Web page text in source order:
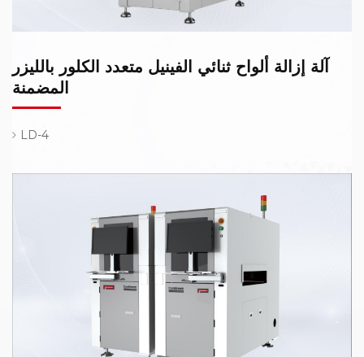
آلة إزالة ألواح ثنائي الفينيل متعدد الكلور بالليزر
المضمنة
LD-4